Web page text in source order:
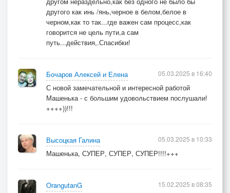
другого как инь /янь,черное в белом,белое в
черном,как то так...где важен сам процесс,как
говорится не цель пути,а сам
путь...действия,.Спасибки!
Бочаров Алексей и Елена
С новой замечательной и интересной работой
Машенька - с большим удовольствием послушали!
++++))!!!
05.03.2025 в 16:40
Высоцкая Галина
Машенька, СУПЕР, СУПЕР, СУПЕР!!!!+++
05.03.2025 в 10:33
OrangutanG
15.02.2025 в 08:35